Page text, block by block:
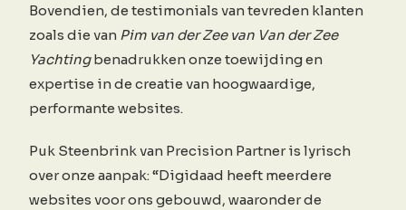
Bovendien, de testimonials van tevreden klanten
zoals die van Pim van der Zee van Van der Zee
Yachtingbenadrukken onze toewijding en
expertise in de creatie van hoogwaardige,
performante websites.
Puk Steenbrink van Precision Partner is lyrisch
over onze aanpak: “Digidaad heeft meerdere
websites voor ons gebouwd, waaronder de